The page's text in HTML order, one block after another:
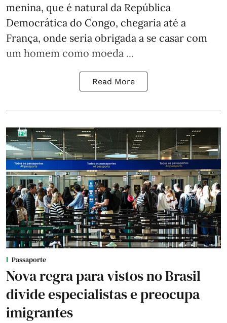
menina, que é natural da República
Democrática do Congo, chegaria até a
França, onde seria obrigada a se casar com
um homem como moeda ...
Read More
Passaporte
Nova regra para vistos no Brasil
divide especialistas e preocupa
imigrantes